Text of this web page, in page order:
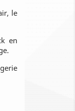
le
en